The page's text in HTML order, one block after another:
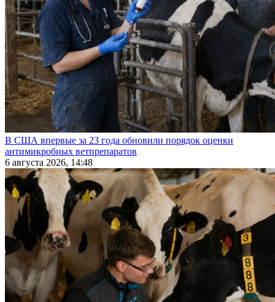
В США впервые за 23 года обновили порядок оценки
антимикробных ветпрепаратов
6 августа 2026, 14:48